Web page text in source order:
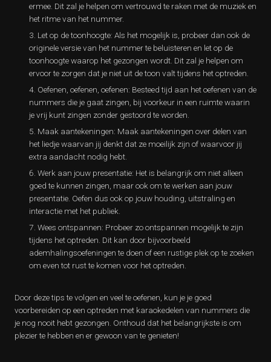
ermee. Dit zal je helpen om vertrouwd te raken met de muziek en
het ritme van het nummer.
Let op de toonhoogte: Als het mogelijk is, probeer dan ook de
originele versie van het nummer te beluisteren en let op de
toonhoogte waarop het gezongen wordt. Dit zal je helpen om
ervoor te zorgen dat je niet uit de toon valt tijdens het optreden.
Oefenen, oefenen, oefenen: Besteed tijd aan het oefenen van de
nummers die je gaat zingen, bij voorkeur in een ruimte waarin
je vrij kunt zingen zonder gestoord te worden.
Maak aantekeningen: Maak aantekeningen over delen van
het liedje waarvan jij denkt dat ze moeilijk zijn of waarvoor jij
extra aandacht nodig hebt.
Werk aan jouw presentatie: Het is belangrijk om niet alleen
goed te kunnen zingen, maar ook om te werken aan jouw
presentatie. Oefen dus ook op jouw houding, uitstraling en
interactie met het publiek.
Wees ontspannen: Probeer zo ontspannen mogelijk te zijn
tijdens het optreden. Dit kan door bijvoorbeeld
ademhalingsoefeningen te doen of een rustige plek op te zoeken
om even tot rust te komen voor het optreden.
Door deze tips te volgen en veel te oefenen, kun je je goed
voorbereiden op een optreden met karaokedelen van nummers die
je nog nooit hebt gezongen. Onthoud dat het belangrijkste is om
plezier te hebben en er gewoon van te genieten!